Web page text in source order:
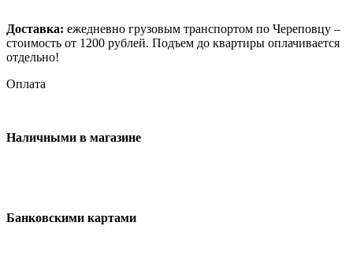
Доставка: ежедневно грузовым транспортом по Череповцу –
стоимость от 1200 рублей. Подъем до квартиры оплачивается
отдельно!
Оплата
Наличными в магазине
Банковскими картами